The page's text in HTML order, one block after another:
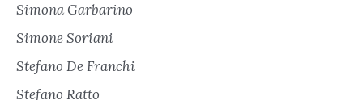
Simona Garbarino
Simone Soriani
Stefano De Franchi
Stefano Ratto